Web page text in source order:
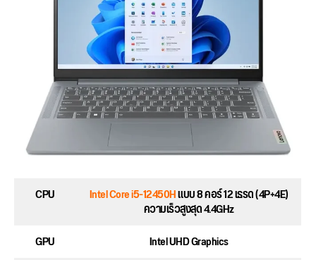
CPU Intel Core i5-12450Hแบบ 8 คอร์ 12 เธรด (4P+4E)
ความเร็วสูงสุด 4.4GHz
GPU
Intel UHD Graphics